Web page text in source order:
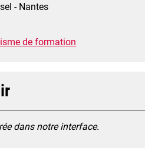
- Nantes
de formation
dans notre interface.